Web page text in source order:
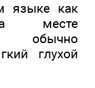
языке как
месте
глухой